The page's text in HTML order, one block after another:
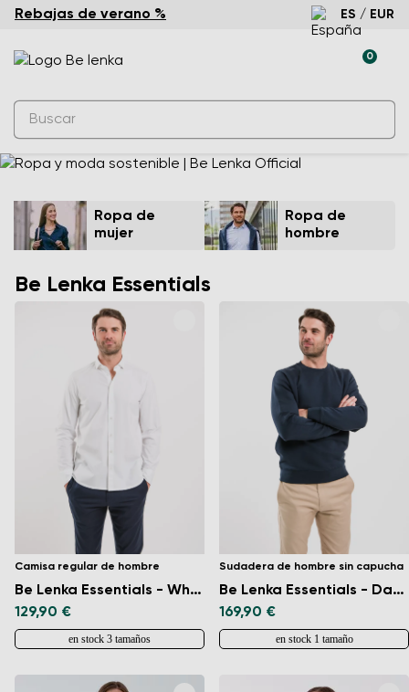
Rebajas de verano % ES / EUR
0
Ropa de
mujer
Ropa de
hombre
Be Lenka Essentials
Camisa regular de hombre
Be Lenka Essentials - White
129,90 €
en stock 3 tamaños
Sudadera de hombre sin capucha
Be Lenka Essentials - Dark Blue
169,90 €
en stock 1 tamaño